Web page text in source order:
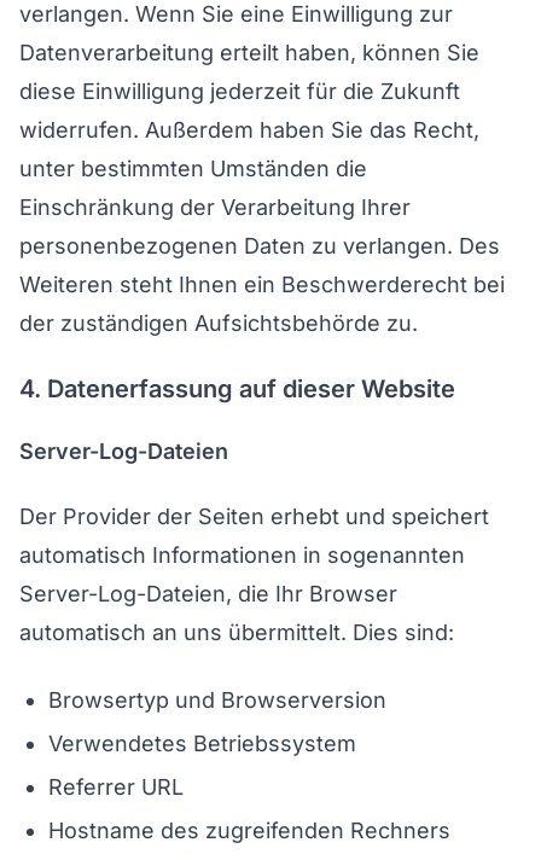
verlangen. Wenn Sie eine Einwilligung zur
Datenverarbeitung erteilt haben, können Sie
diese Einwilligung jederzeit für die Zukunft
widerrufen. Außerdem haben Sie das Recht,
unter bestimmten Umständen die
Einschränkung der Verarbeitung Ihrer
personenbezogenen Daten zu verlangen. Des
Weiteren steht Ihnen ein Beschwerderecht bei
der zuständigen Aufsichtsbehörde zu.
4. Datenerfassung auf dieser Website
Server-Log-Dateien
Der Provider der Seiten erhebt und speichert
automatisch Informationen in sogenannten
Server-Log-Dateien, die Ihr Browser
automatisch an uns übermittelt. Dies sind:
Browsertyp und Browserversion
Verwendetes Betriebssystem
Referrer URL
Hostname des zugreifenden Rechners